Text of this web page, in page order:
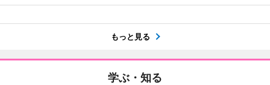
もっと見る
学ぶ・知る